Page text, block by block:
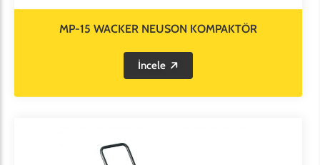
MP-15 WACKER NEUSON KOMPAKTÖR
İncele